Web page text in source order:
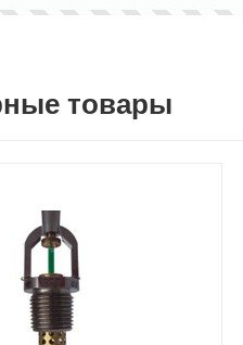
товары